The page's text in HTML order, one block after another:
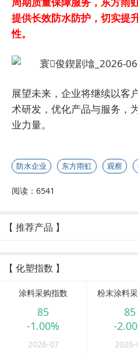
提供长效防水防护，切实提
性。
展望未来，企业将继续以客
术研发，优化产品与服务，
业力量。
防水企业 东方雨虹 观察
阅读：6541
【 推荐产品 】
【 化塑指数 】
涂料采购指数
85
-1.00%
2026-07
粉末涂料
85
-
2026-